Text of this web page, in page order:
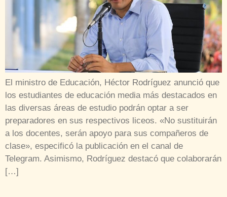
El ministro de Educación, Héctor Rodríguez anunció que
los estudiantes de educación media más destacados en
las diversas áreas de estudio podrán optar a ser
preparadores en sus respectivos liceos. «No sustituirán
a los docentes, serán apoyo para sus compañeros de
clase», especificó la publicación en el canal de
Telegram. Asimismo, Rodríguez destacó que colaborarán
[…]